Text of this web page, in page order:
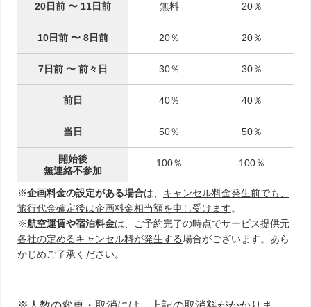
20日前〜11日前
10日前〜8日前
7日前〜前々日
前日
当日
開始後
無連絡不参加
無料
20％
30％
40％
50％
100％
20％
20％
30％
40％
50％
100％
※企画料金の設定がある場合は、 キャンセル料金発生前でも、
旅行代金確定後は企画料金相当額を申し受けます。
※航空運賃や宿泊料金は、 ご予約完了の時点でサービス提供元
各社の定めるキャンセル料が発生する場合がございます。あら
かじめご了承ください。